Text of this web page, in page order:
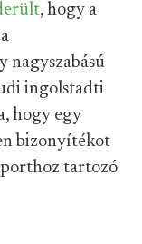
, hogy a
nagyszabású
ingolstadti
hogy egy
bizonyítékot
tartozó